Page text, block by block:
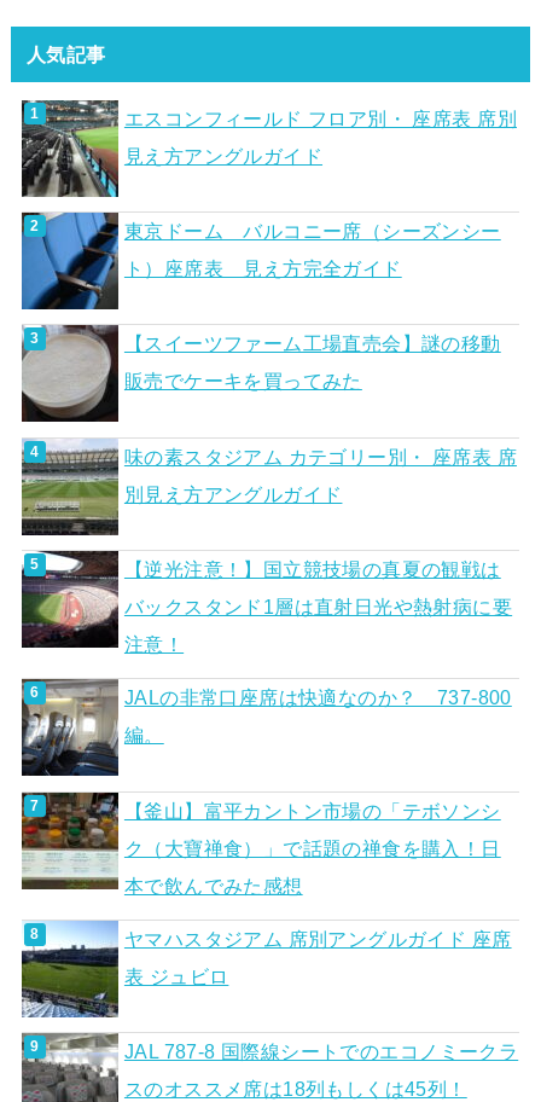
人気記事
エスコンフィールド フロア別・ 座席表 席別
見え方アングルガイド
東京ドーム バルコニー席（シーズンシー
ト）座席表 見え方完全ガイド
【スイーツファーム工場直売会】謎の移動
販売でケーキを買ってみた
味の素スタジアム カテゴリー別・ 座席表 席
別見え方アングルガイド
【逆光注意！】国立競技場の真夏の観戦は
バックスタンド1層は直射日光や熱射病に要
注意！
JALの非常口座席は快適なのか？ 737-800
編。
【釜山】富平カントン市場の「テボソンシ
ク（大寶禅食）」で話題の禅食を購入！日
本で飲んでみた感想
ヤマハスタジアム 席別アングルガイド 座席
表 ジュビロ
JAL 787-8 国際線シートでのエコノミークラ
スのオススメ席は18列もしくは45列！